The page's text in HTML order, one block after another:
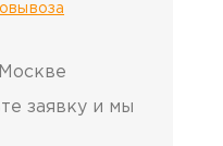
заявку и мы